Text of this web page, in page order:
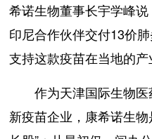
希诺生物董事长宇学峰
印尼合作伙伴交付13价
支持这款疫苗在当地的产
作为天津国际生物医
新疫苗企业，康希诺生